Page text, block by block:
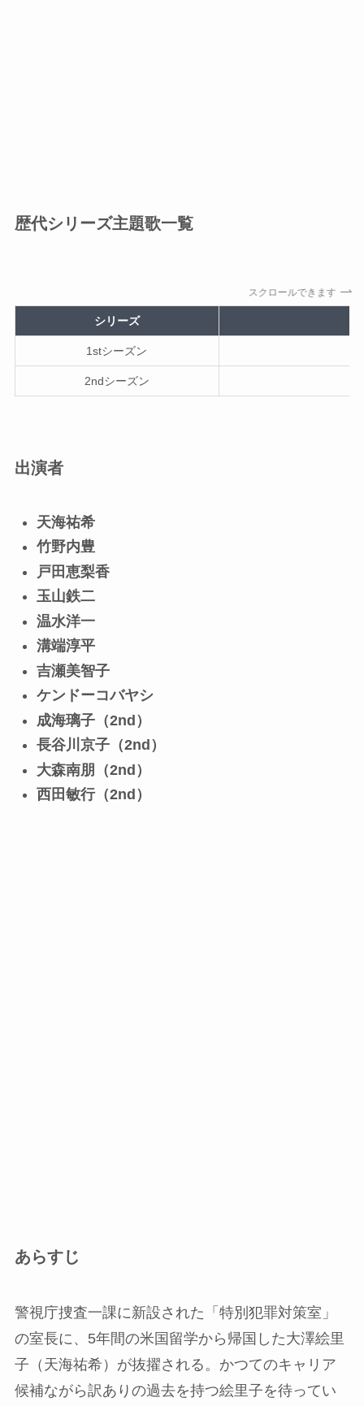
歴代シリーズ主題歌一覧
スクロールできます
シリーズ
1stシーズン
2ndシーズン
出演者
天海祐希
竹野内豊
戸田恵梨香
玉山鉄二
温水洋一
溝端淳平
吉瀬美智子
ケンドーコバヤシ
成海璃子（2nd）
長谷川京子（2nd）
大森南朋（2nd）
西田敏行（2nd）
あらすじ
警視庁捜査一課に新設された「特別犯罪対策室」
の室長に、5年間の米国留学から帰国した大澤絵里
子（天海祐希）が抜擢される。かつてのキャリア
候補ながら訳ありの過去を持つ絵里子を待ってい